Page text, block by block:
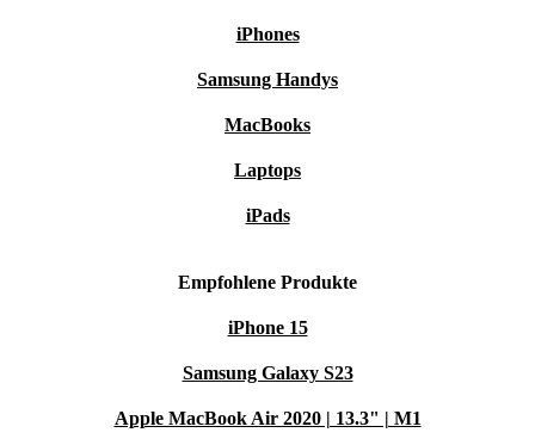
iPhones
Samsung Handys
MacBooks
Laptops
iPads
Empfohlene Produkte
iPhone 15
Samsung Galaxy S23
Apple MacBook Air 2020 | 13.3" | M1